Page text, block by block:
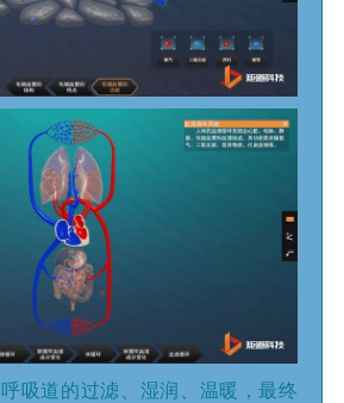
吸道的过滤、湿润、温暖，最终